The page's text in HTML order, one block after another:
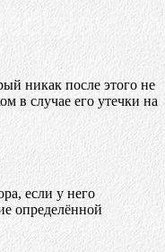
никак после этого не
в случае его утечки на
если у него
определённой